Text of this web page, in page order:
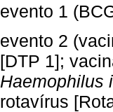
evento 1
evento 2
[DTP 1];
Haemophilus
rotavírus